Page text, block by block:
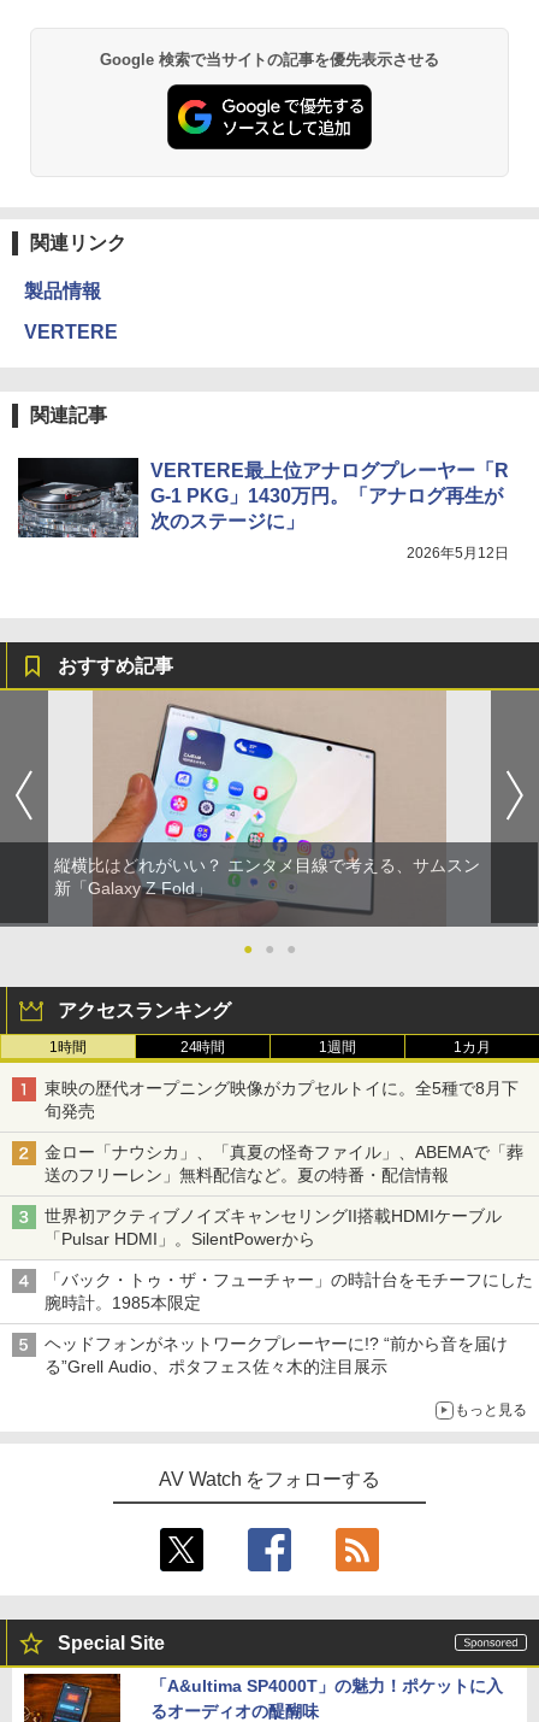
Google 検索で当サイトの記事を優先表示させる
関連リンク
製品情報
VERTERE
関連記事
VERTERE最上位アナログプレーヤー「R
G-1 PKG」1430万円。「アナログ再生が
次のステージに」
2026年5月12日
おすすめ記事
縦横比はどれがいい？ エンタメ目線で考える、サムスン
新「Galaxy Z Fold」
● ● ●
アクセスランキング
1時間 24時間 1週間 1カ月
東映の歴代オープニング映像がカプセルトイに。全5種で8月下
旬発売
金ロー「ナウシカ」、「真夏の怪奇ファイル」、ABEMAで「葬
送のフリーレン」無料配信など。夏の特番・配信情報
世界初アクティブノイズキャンセリングII搭載HDMIケーブル
「Pulsar HDMI」。SilentPowerから
「バック・トゥ・ザ・フューチャー」の時計台をモチーフにした
腕時計。1985本限定
ヘッドフォンがネットワークプレーヤーに!? “前から音を届け
る”Grell Audio、ポタフェス佐々木的注目展示
もっと見る
AV Watch をフォローする
Special Site
「A&ultima SP4000T」の魅力！ポケットに入
るオーディオの醍醐味